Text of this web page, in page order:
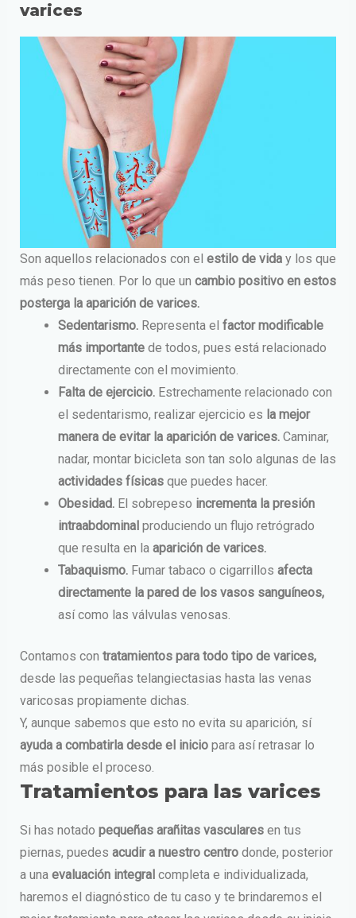
varices
Son aquellos relacionados con el estilo de viday los que
más peso tienen. Por lo que un cambio positivo en estos
posterga la aparición de varices.
Sedentarismo.Representa el factor modificable
más importantede todos, pues está relacionado
directamente con el movimiento.
Falta de ejercicio.Estrechamente relacionado con
el sedentarismo, realizar ejercicio es la mejor
manera de evitar la aparición de varices.Caminar,
nadar, montar bicicleta son tan solo algunas de las
actividades físicasque puedes hacer.
Obesidad. El sobrepeso incrementa la presión
intraabdominalproduciendo un flujo retrógrado
que resulta en la aparición de varices.
Tabaquismo.Fumar tabaco o cigarrillos afecta
directamente la pared de los vasos sanguíneos,
así como las válvulas venosas.
Contamos con tratamientos para todo tipo de varices,
desde las pequeñas telangiectasias hasta las venas
varicosas propiamente dichas.
Y, aunque sabemos que esto no evita su aparición, sí
ayuda a combatirla desde el iniciopara así retrasar lo
más posible el proceso.
Tratamientos para las varices
Si has notado pequeñas arañitas vascularesen tus
piernas, puedes acudir a nuestro centrodonde, posterior
a una evaluación integralcompleta e individualizada,
haremos el diagnóstico de tu caso y te brindaremos el